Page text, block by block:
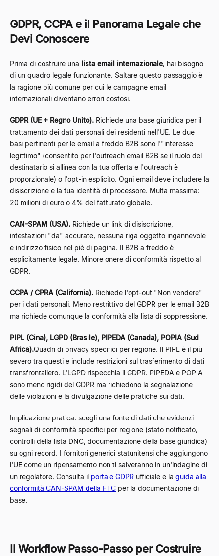
GDPR, CCPA e il Panorama Legale che
Devi Conoscere
Prima di costruire una lista email internazionale, hai bisogno
di un quadro legale funzionante. Saltare questo passaggio è
la ragione più comune per cui le campagne email
internazionali diventano errori costosi.
GDPR (UE + Regno Unito). Richiede una base giuridica per il
trattamento dei dati personali dei residenti nell'UE. Le due
basi pertinenti per le email a freddo B2B sono l'"interesse
legittimo" (consentito per l'outreach email B2B se il ruolo del
destinatario si allinea con la tua offerta e l'outreach è
proporzionale) o l'opt-in esplicito. Ogni email deve includere la
disiscrizione e la tua identità di processore. Multa massima:
20 milioni di euro o 4% del fatturato globale.
CAN-SPAM (USA). Richiede un link di disiscrizione,
intestazioni "da" accurate, nessuna riga oggetto ingannevole
e indirizzo fisico nel piè di pagina. Il B2B a freddo è
esplicitamente legale. Minore onere di conformità rispetto al
GDPR.
CCPA / CPRA (California). Richiede l'opt-out "Non vendere"
per i dati personali. Meno restrittivo del GDPR per le email B2B
ma richiede comunque la conformità alla lista di soppressione.
PIPL (Cina), LGPD (Brasile), PIPEDA (Canada), POPIA (Sud
Africa).Quadri di privacy specifici per regione. Il PIPL è il più
severo tra questi e include restrizioni sul trasferimento di dati
transfrontaliero. L'LGPD rispecchia il GDPR. PIPEDA e POPIA
sono meno rigidi del GDPR ma richiedono la segnalazione
delle violazioni e la divulgazione delle pratiche sui dati.
Implicazione pratica: scegli una fonte di dati che evidenzi
segnali di conformità specifici per regione (stato notificato,
controlli della lista DNC, documentazione della base giuridica)
su ogni record. I fornitori generici statunitensi che aggiungono
l'UE come un ripensamento non ti salveranno in un'indagine di
un regolatore. Consulta il portale GDPR ufficiale e la guida alla
conformità CAN-SPAM della FTC per la documentazione di
base.
Il Workflow Passo-Passo per Costruire